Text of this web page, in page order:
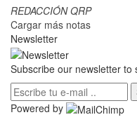
REDACCIÓN QRP
Cargar más notas
Newsletter
Subscribe our newsletter to
Powered by